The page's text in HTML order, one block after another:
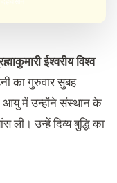
ईश्वरीय विश्व
का गुरुवार सुबह
आयु में उन्होंने संस्थान के
ली। उन्हें दिव्य बुद्धि का